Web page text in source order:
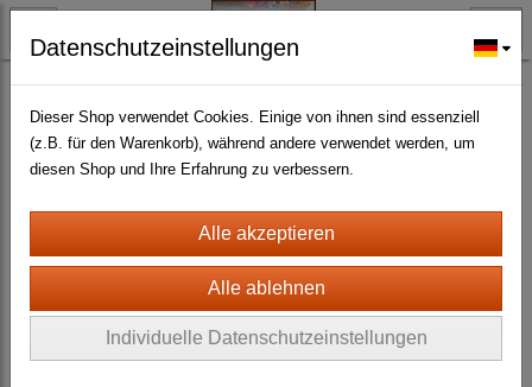
BLECH- + HOLZSCHILDER-MAGNETE
BLECHSCHILDER CA. 20 X 30 CM
Erotic- und Pin Up(141)
Datenschutzeinstellungen
Dieser Shop verwendet Cookies. Einige von ihnen sind essenziell
(z.B. für den Warenkorb), während andere verwendet werden, um
diesen Shop und Ihre Erfahrung zu verbessern.
Individuelle Datenschutzeinstellungen